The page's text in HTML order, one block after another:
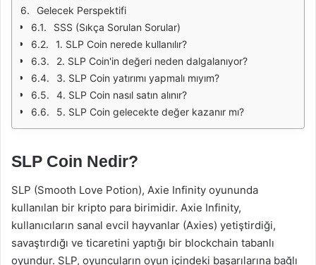
Gelecek Perspektifi
SSS (Sıkça Sorulan Sorular)
1. SLP Coin nerede kullanılır?
2. SLP Coin'in değeri neden dalgalanıyor?
3. SLP Coin yatırımı yapmalı mıyım?
4. SLP Coin nasıl satın alınır?
5. SLP Coin gelecekte değer kazanır mı?
SLP Coin Nedir?
SLP (Smooth Love Potion), Axie Infinity oyununda
kullanılan bir kripto para birimidir. Axie Infinity,
kullanıcıların sanal evcil hayvanlar (Axies) yetiştirdiği,
savaştırdığı ve ticaretini yaptığı bir blockchain tabanlı
oyundur. SLP, oyuncuların oyun içindeki başarılarına bağlı